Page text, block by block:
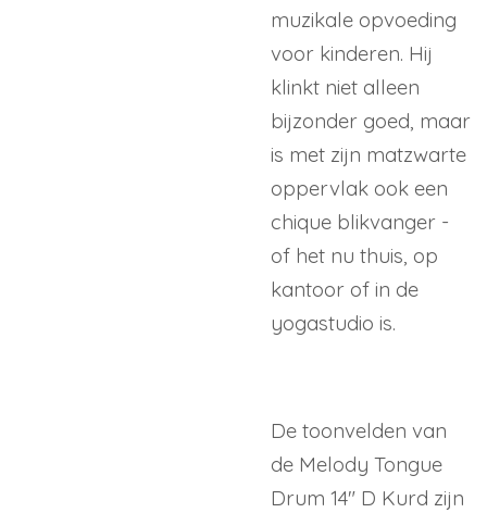
muzikale opvoeding
voor kinderen. Hij
klinkt niet alleen
bijzonder goed, maar
is met zijn matzwarte
oppervlak ook een
chique blikvanger -
of het nu thuis, op
kantoor of in de
yogastudio is.
De toonvelden van
de Melody Tongue
Drum 14" D Kurd zijn